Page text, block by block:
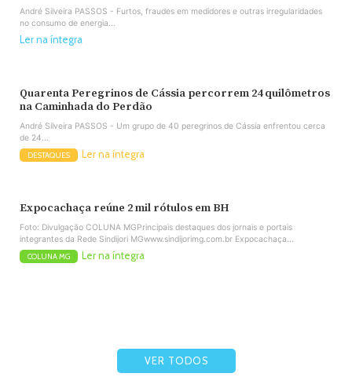
André Silveira PASSOS - Furtos, fraudes em medidores e outras irregularidades
no consumo de energia...
Ler na íntegra
Quarenta Peregrinos de Cássia percorrem 24 quilômetros
na Caminhada do Perdão
André Silveira PASSOS - Um grupo de 40 peregrinos de Cássia enfrentou cerca
de 24...
DESTAQUES Ler na íntegra
Expocachaça reúne 2 mil rótulos em BH
Foto: Divulgação COLUNA MGPrincipais destaques dos jornais e portais
integrantes da Rede Sindijori MGwww.sindijorimg.com.br Expocachaça...
COLUNA MG Ler na íntegra
VER TODOS